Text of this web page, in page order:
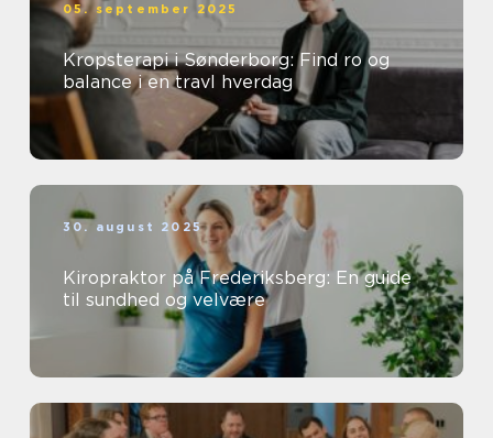
05. september 2025
Kropsterapi i Sønderborg: Find ro og
balance i en travl hverdag
30. august 2025
Kiropraktor på Frederiksberg: En guide
til sundhed og velvære